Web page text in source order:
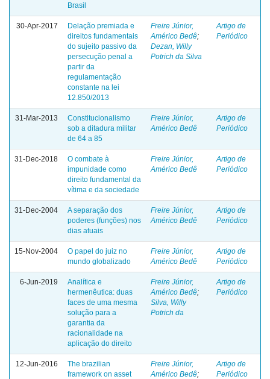
Brasil
30-Apr-2017
Delação premiada e
direitos fundamentais
do sujeito passivo da
persecução penal a
partir da
regulamentação
constante na lei
12.850/2013
Freire Júnior,
Américo Bedê;
Dezan, Willy
Potrich da Silva
Artigo de
Periódico
31-Mar-2013
Constitucionalismo
sob a ditadura militar
de 64 a 85
Freire Júnior,
Américo Bedê
Artigo de
Periódico
31-Dec-2018
O combate à
impunidade como
direito fundamental da
vítima e da sociedade
Freire Júnior,
Américo Bedê
Artigo de
Periódico
31-Dec-2004
A separação dos
poderes (funções) nos
dias atuais
Freire Júnior,
Américo Bedê
Artigo de
Periódico
15-Nov-2004
O papel do juiz no
mundo globalizado
Freire Júnior,
Américo Bedê
Artigo de
Periódico
6-Jun-2019
Analítica e
hermenêutica: duas
faces de uma mesma
solução para a
garantia da
racionalidade na
aplicação do direito
Freire Júnior,
Américo Bedê;
Silva, Willy
Potrich da
Artigo de
Periódico
12-Jun-2016
The brazilian
framework on asset
Freire Júnior,
Américo Bedê;
Artigo de
Periódico